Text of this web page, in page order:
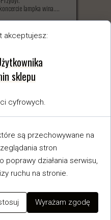
lampka wina....
akceptujesz:
sklepu
cyfrowych.
są przechowywane na
stron
działania serwisu,
ruchu na stronie.
Wyrażam zgodę